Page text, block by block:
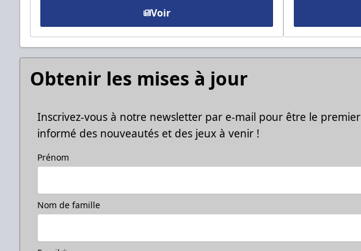
Voir
Obtenir les mises à jour
Inscrivez-vous à notre newsletter par e-mail pour être le premier
informé des nouveautés et des jeux à venir !
Prénom
Nom de famille